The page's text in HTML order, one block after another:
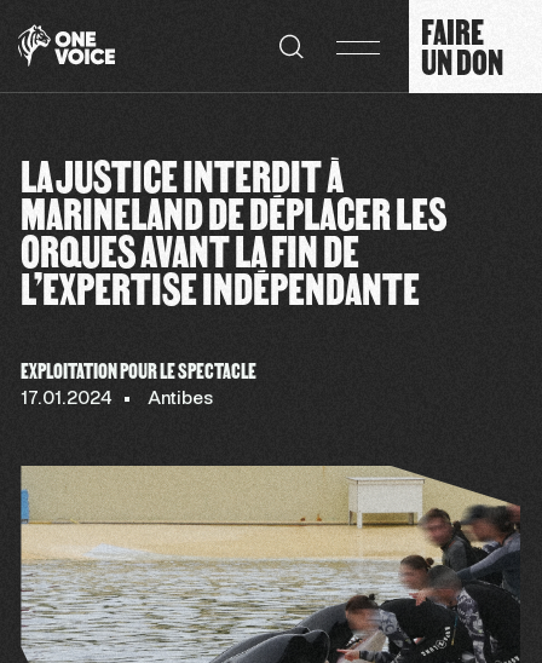
FAIRE
UN DON
LA JUSTICE INTERDIT À
MARINELAND DE DÉPLACER LES
ORQUES AVANT LA FIN DE
L’EXPERTISE INDÉPENDANTE
EXPLOITATION POUR LE SPECTACLE
17.01.2024 Antibes